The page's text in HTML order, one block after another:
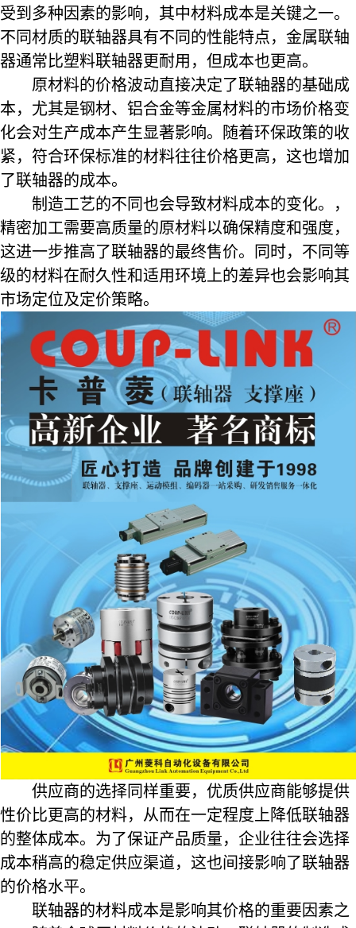
受到多种因素的影响，其中材料成本是关键之一。
不同材质的联轴器具有不同的性能特点，金属联轴
器通常比塑料联轴器更耐用，但成本也更高。
原材料的价格波动直接决定了联轴器的基础成
本，尤其是钢材、铝合金等金属材料的市场价格变
化会对生产成本产生显著影响。随着环保政策的收
紧，符合环保标准的材料往往价格更高，这也增加
了联轴器的成本。
制造工艺的不同也会导致材料成本的变化。，
精密加工需要高质量的原材料以确保精度和强度，
这进一步推高了联轴器的最终售价。同时，不同等
级的材料在耐久性和适用环境上的差异也会影响其
市场定位及定价策略。
供应商的选择同样重要，优质供应商能够提供
性价比更高的材料，从而在一定程度上降低联轴器
的整体成本。为了保证产品质量，企业往往会选择
成本稍高的稳定供应渠道，这也间接影响了联轴器
的价格水平。
联轴器的材料成本是影响其价格的重要因素之